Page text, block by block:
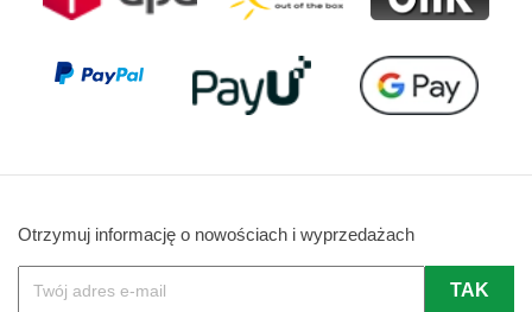
Otrzymuj informację o nowościach i wyprzedażach